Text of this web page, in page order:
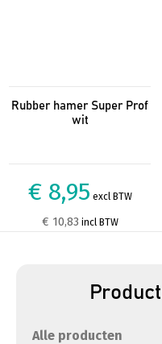
Rubber hamer Super Prof
wit
€ 8,95 excl BTW
€ 10,83 incl BTW
Alle producten